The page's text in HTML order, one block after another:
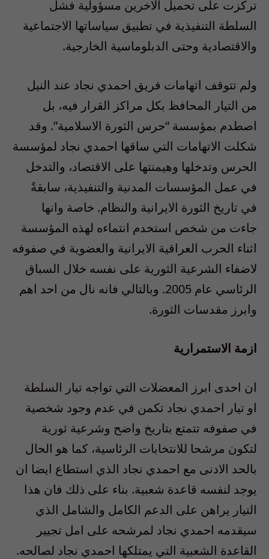
تركزت على تحميل الاخرين مسؤولية فشل
السلطة التنفيذية في تطبيق سياساتها الاجتماعية
والاقتصادية وحتى الدبلوماسية الخارجية.
ولم تتوقف اتهامات فريق احمدي نجاد عند النيل
من التيار المحافظ بكل مراكز القرار فيه، بل
اصطدم بمؤسسة “حرس الثورة الاسلامية”. وقد
شكلت الاتهامات التي ساقها احمدي نجاد لمؤسسة
الحرس وتدخلها وهيمنتها على الاقتصاد، والتدخل
في عمل المؤسسات المدنية والتنفيذية، سابقةً
في تاريخ الثورة الايرانية والنظام. خاصة وانها
جاءت من شخص استخدم انتماءه لهذه المؤسسة
اثناء الحرب العراقية الايرانية والعضوية في صفوفه
لاضفاء الشرعية الثورية على نفسه خلال السباق
الرئاسي عام 2005. وبالتالي فانه نال من احد اهم
وابرز مقدسات الثورة.
ازمة الاستمرارية
ان احدى ابرز المعضلات التي تواجه تيار السلطة
او تيار احمدي نجاد تكمن في عدم وجود شخصية
في صفوفه تتمتع بتاريخ واضح وشرعية ثورية
لتكون مرشحا للانتخابات الرئاسية، كما هو الحال
بالحد الادنى مع احمدي نجاد الذي استطاع ايضا ان
يوجد لنفسه قاعدة شعبية. بناء على ذلك فان هذا
التيار يراهن على الدعم الكامل والشامل الذي
سيقدمه احمدي نجاد لمرشحه على امل تجيير
القاعدة الشعبية التي يمتلكها احمدي نجاد لصالحه.